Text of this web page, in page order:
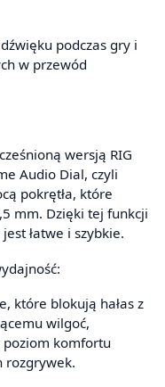
podczas gry i
w przewód
wersją RIG
Audio Dial, czyli
pokrętła, które
mm. Dzięki tej funkcji
łatwe i szybkie.
które blokują hałas z
wilgoć,
poziom komfortu
rozgrywek.